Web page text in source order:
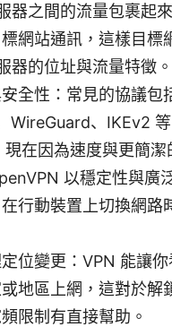
器之間的流量包裹起
網站通訊，這樣目標
器的位址與流量特徵。
全性：常見的協議包
WireGuard、IKEv2 等
在因為速度與更簡潔
以穩定性與廣
行動裝置上切換網路
位變更：VPN 能讓
地區上網，這對於解
限制有直接幫助。